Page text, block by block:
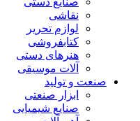
نقاشی
لوازم تحریر
کتابفروشی
هنرهای دستی
آلات موسیقی
صنعت و تولید
ابزار صنعتی
صنایع شیمیایی